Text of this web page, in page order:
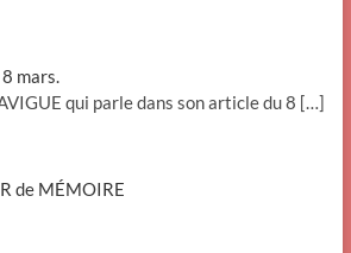
mars.
qui parle dans son article du 8 […]
de MÉMOIRE